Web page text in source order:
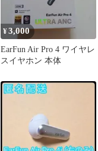
¥3,000
EarFun Air Pro 4 ワイヤレ
スイヤホン 本体